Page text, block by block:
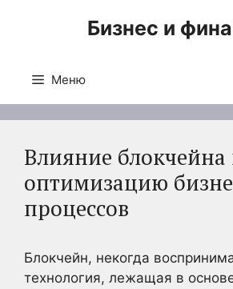
Бизнес и
Меню
Влияние блокчейна
оптимизацию
процессов
Блокчейн, некогда
технология, лежащая в